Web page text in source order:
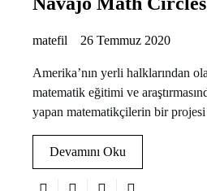
matefil 26 Temmuz 2020
Amerika’nın yerli halklarından
matematik eğitimi ve
yapan matematikçilerin bir
Devamını Oku